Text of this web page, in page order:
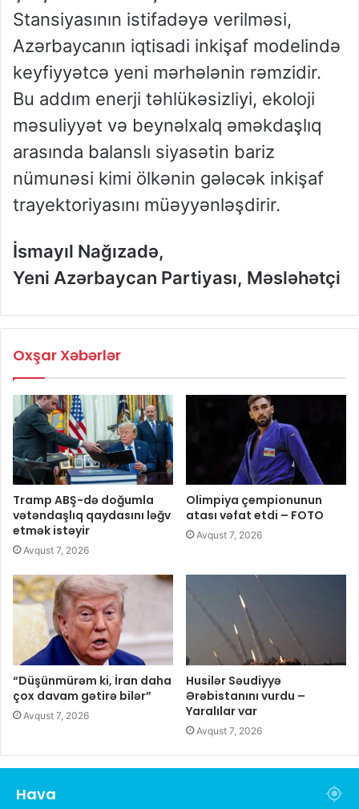
Stansiyasının istifadəyə verilməsi,
Azərbaycanın iqtisadi inkişaf modelində
keyfiyyətcə yeni mərhələnin rəmzidir.
Bu addım enerji təhlükəsizliyi, ekoloji
məsuliyyət və beynəlxalq əməkdaşlıq
arasında balanslı siyasətin bariz
nümunəsi kimi ölkənin gələcək inkişaf
trayektoriyasını müəyyənləşdirir.
İsmayıl Nağızadə,
Yeni Azərbaycan Partiyası, Məsləhətçi
Oxşar Xəbərlər
Tramp ABŞ-də doğumla
vətəndaşlıq qaydasını ləğv
etmək istəyir
Avqust 7, 2026
Olimpiya çempionunun
atası vəfat etdi – FOTO
Avqust 7, 2026
“Düşünmürəm ki, İran daha
çox davam gətirə bilər”
Avqust 7, 2026
Husilər Səudiyyə
Ərəbistanını vurdu –
Yaralılar var
Avqust 7, 2026
Hava